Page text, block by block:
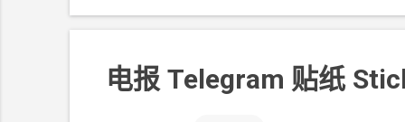
电报 Telegram 贴纸